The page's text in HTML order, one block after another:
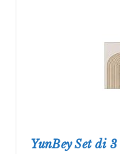
YunBey Set di